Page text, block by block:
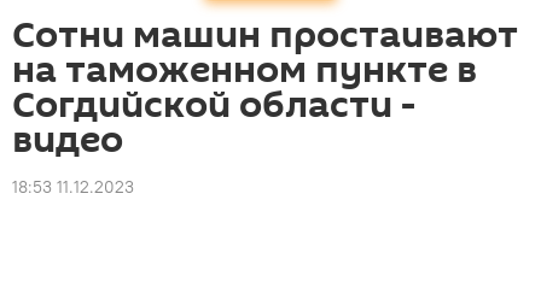
Сотни машин простаивают
на таможенном пункте в
Согдийской области -
видео
18:53 11.12.2023